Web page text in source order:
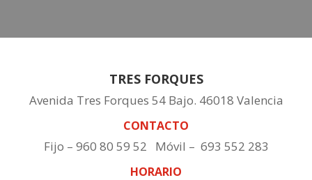
TRES FORQUES
Avenida Tres Forques 54 Bajo. 46018 Valencia
CONTACTO
Fijo – 960 80 59 52 Móvil – 693 552 283
HORARIO